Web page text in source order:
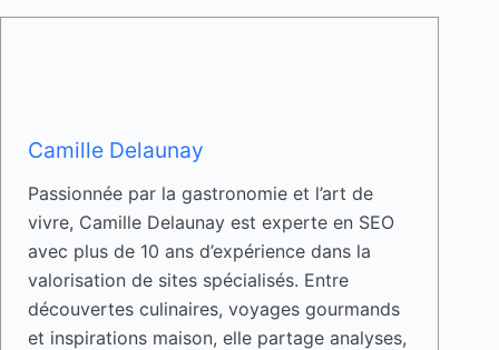
Camille Delaunay
Passionnée par la gastronomie et l’art de
vivre, Camille Delaunay est experte en SEO
avec plus de 10 ans d’expérience dans la
valorisation de sites spécialisés. Entre
découvertes culinaires, voyages gourmands
et inspirations maison, elle partage analyses,